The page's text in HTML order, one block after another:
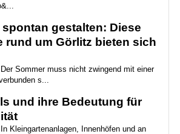
spontan gestalten: Diese
rund um Görlitz bieten sich
Sommer muss nicht zwingend mit einer
s...
und ihre Bedeutung für
Kleingartenanlagen, Innenhöfen und an